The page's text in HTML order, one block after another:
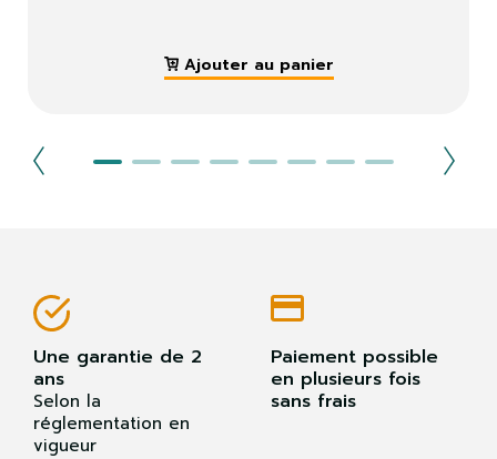
Ajouter au panier
Une garantie de 2
ans
Selon la
réglementation en
vigueur
Paiement possible
en plusieurs fois
sans frais